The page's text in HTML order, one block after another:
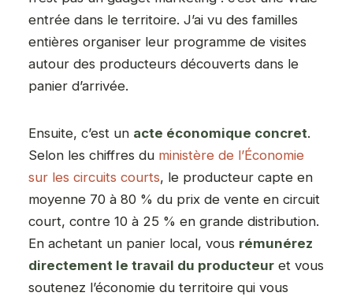
entrée dans le territoire. J’ai vu des familles
entières organiser leur programme de visites
autour des producteurs découverts dans le
panier d’arrivée.
Ensuite, c’est un acte économique concret.
Selon les chiffres du ministère de l’Économie
sur les circuits courts, le producteur capte en
moyenne 70 à 80 % du prix de vente en circuit
court, contre 10 à 25 % en grande distribution.
En achetant un panier local, vous rémunérez
directement le travail du producteur et vous
soutenez l’économie du territoire qui vous